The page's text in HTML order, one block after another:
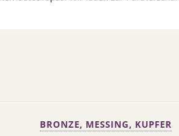
BRONZE, MESSING, KUPFER